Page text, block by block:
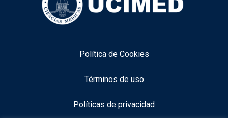
Política de Cookies
Términos de uso
Políticas de privacidad